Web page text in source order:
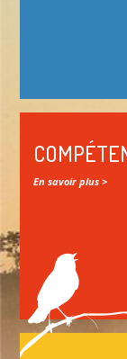
En savoir plus >